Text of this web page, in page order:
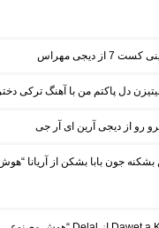
دیجی مهراس
دل پاکتم من با آهنگ ترکی
رو از دیجی آرین ای آر جی
بشکنه جون بابا بشکن از آریانا